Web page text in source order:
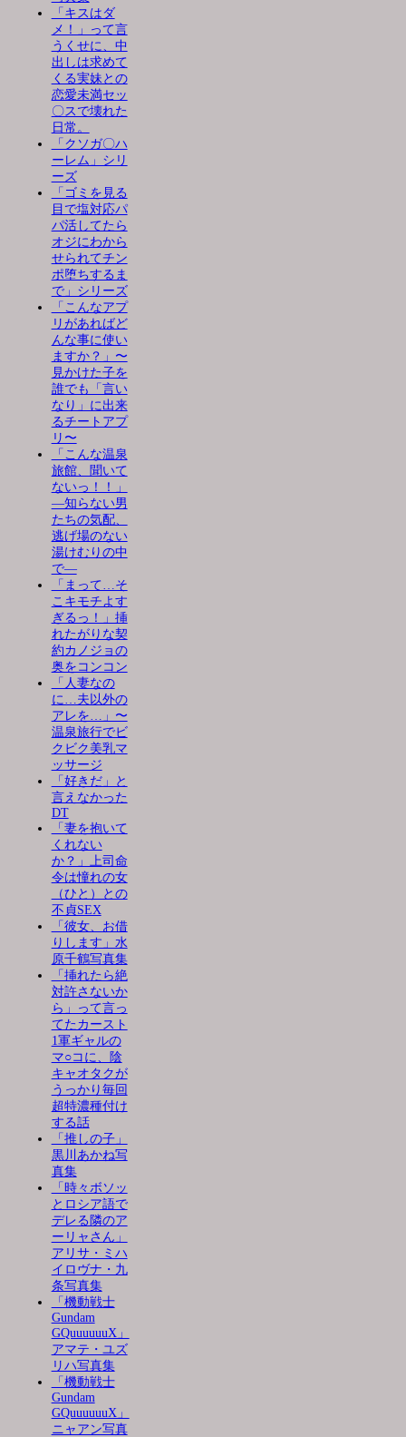
「キスはダ
メ！」って言
うくせに、中
出しは求めて
くる実妹との
恋愛未満セッ
〇スで壊れた
日常。
「クソガ〇ハ
ーレム」シリ
ーズ
「ゴミを見る
目で塩対応パ
パ活してたら
オジにわから
せられてチン
ポ堕ちするま
で」シリーズ
「こんなアプ
リがあればど
んな事に使い
ますか？」〜
見かけた子を
誰でも「言い
なり」に出来
るチートアプ
リ〜
「こんな温泉
旅館、聞いて
ないっ！！」
―知らない男
たちの気配、
逃げ場のない
湯けむりの中
で―
「まって…そ
こキモチよす
ぎるっ！」挿
れたがりな契
約カノジョの
奥をコンコン
「人妻なの
に…夫以外の
アレを…」〜
温泉旅行でビ
クビク美乳マ
ッサージ
「好きだ」と
言えなかった
DT
「妻を抱いて
くれない
か？」上司命
令は憧れの女
（ひと）との
不貞SEX
「彼女、お借
りします」水
原千鶴写真集
「挿れたら絶
対許さないか
ら」って言っ
てたカースト
1軍ギャルの
マ○コに、陰
キャオタクが
うっかり毎回
超特濃種付け
する話
「推しの子」
黒川あかね写
真集
「時々ボソッ
とロシア語で
デレる隣のア
ーリャさん」
アリサ・ミハ
イロヴナ・九
条写真集
「機動戦士
Gundam
GQuuuuuuX」
アマテ・ユズ
リハ写真集
「機動戦士
Gundam
GQuuuuuuX」
ニャアン写真